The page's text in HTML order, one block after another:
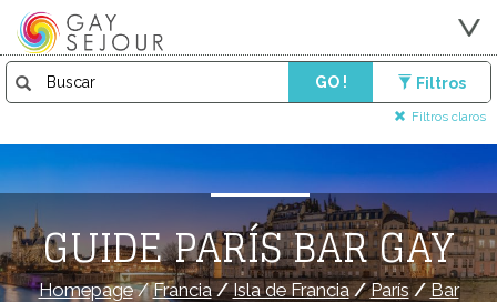
GO ! Filtros
Filtros claros
GUIDE PARÍS BAR GAY
Homepage/Francia/Isla de Francia/París/Bar